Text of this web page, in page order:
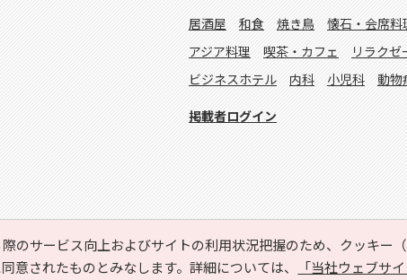
のサービス向上およびサイトの利用状況把握のため、クッキー
意されたものとみなします。詳細については、
「当社ウェブサ
居酒屋
和食 焼き鳥 懐石・会席料
アジア料理
喫茶・カフェ リラクゼ
ビジネスホテル
内科 小児科 動物
掲載者ログイン
Copyright © HYOJITO.Co.,Ltd. All Rights Reserved.